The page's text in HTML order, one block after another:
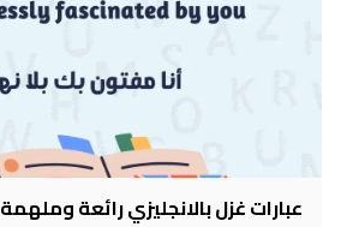
عبارات غزل بالانجليزي رائعة وملهمة